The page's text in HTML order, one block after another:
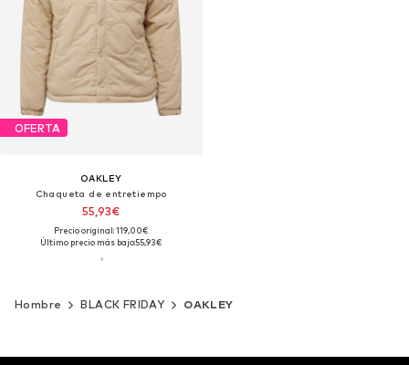
OFERTA
OAKLEY
Chaqueta de entretiempo
55,93€
Precio original: 119,00€
Último precio más bajo:55,93€
Hombre BLACK FRIDAY OAKLEY